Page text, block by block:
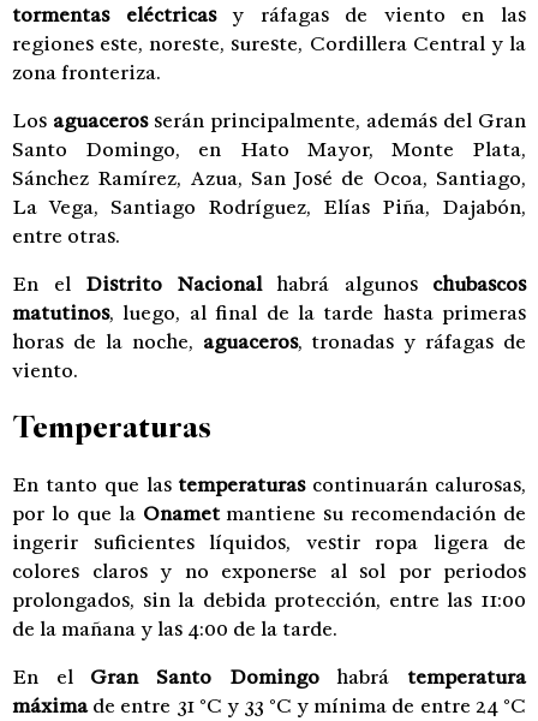
tormentas eléctricasy ráfagas de viento en las
regiones este, noreste, sureste, Cordillera Central y la
zona fronteriza.
Los aguacerosserán principalmente, además del Gran
Santo Domingo, en Hato Mayor, Monte Plata,
Sánchez Ramírez, Azua, San José de Ocoa, Santiago,
La Vega, Santiago Rodríguez, Elías Piña, Dajabón,
entre otras.
En el Distrito Nacionalhabrá algunos chubascos
matutinos, luego, al final de la tarde hasta primeras
horas de la noche, aguaceros, tronadas y ráfagas de
viento.
Temperaturas
En tanto que las temperaturascontinuarán calurosas,
por lo que la Onametmantiene su recomendación de
ingerir suficientes líquidos, vestir ropa ligera de
colores claros y no exponerse al sol por periodos
prolongados, sin la debida protección, entre las 11:00
de la mañana y las 4:00 de la tarde.
En el Gran Santo Domingohabrá temperatura
máximade entre 31 °C y 33 °C y mínima de entre 24 °C